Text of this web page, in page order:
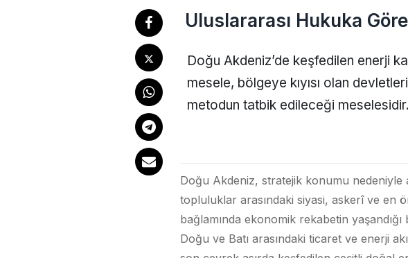
Uluslararası Hukuka
Doğu Akdeniz’de keşfedilen enerji
mesele, bölgeye kıyısı olan
metodun tatbik edileceği meselesidir.
Doğu Akdeniz, stratejik konumu nedeniyle
topluluklar arasındaki siyasi, askerî ve en
bağlamında ekonomik rekabetin
Doğu ve Batı arasındaki ticaret ve enerji